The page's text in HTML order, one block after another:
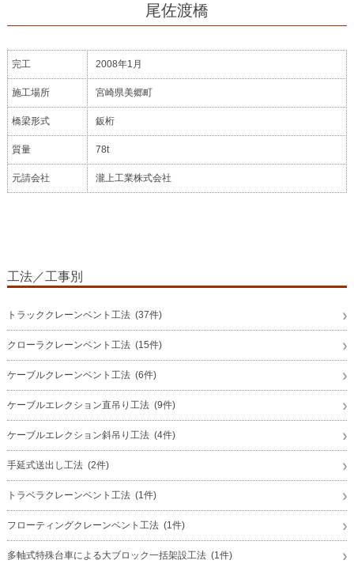
尾佐渡橋
完工 2008年1月
施工場所 宮崎県美郷町
橋梁形式 鈑桁
質量 78t
元請会社 瀧上工業株式会社
工法／工事別
トラッククレーンベント工法 (37件)
クローラクレーンベント工法 (15件)
ケーブルクレーンベント工法 (6件)
ケーブルエレクション直吊り工法 (9件)
ケーブルエレクション斜吊り工法 (4件)
手延式送出し工法 (2件)
トラベラクレーンベント工法 (1件)
フローティングクレーンベント工法 (1件)
多軸式特殊台車による大ブロック一括架設工法 (1件)